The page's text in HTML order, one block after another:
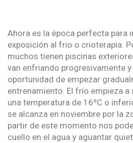
Ahora es la época perfecta para
exposición al frio o crioterapia.
muchos tienen piscinas
van enfriando progresivamente
oportunidad de empezar
entrenamiento. El frío empieza
una temperatura de 16ºC o
se alcanza en noviembre por la
partir de este momento nos
cuello en el agua y aguantar